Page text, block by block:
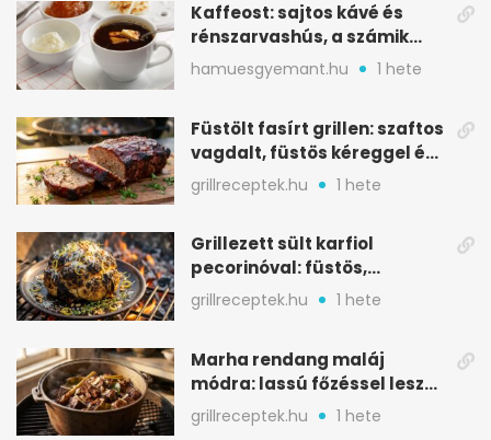
Kaffeost: sajtos kávé és
rénszarvashús, a számik
melegítő itala
hamuesgyemant.hu 1 hete
Füstölt fasírt grillen: szaftos
vagdalt, füstös kéreggel és
BBQ mázzal
grillreceptek.hu 1 hete
Grillezett sült karfiol
pecorinóval: füstös,
karamellizált nyári kedvenc
grillreceptek.hu 1 hete
Marha rendang maláj
módra: lassú főzéssel lesz
igazán szaftos
grillreceptek.hu 1 hete